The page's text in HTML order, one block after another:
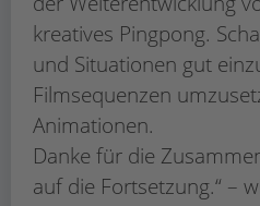
kreatives Pingpong.
und Situationen gut
Filmsequenzen
Animationen.
Danke für die
auf die Fortsetzung.“ –